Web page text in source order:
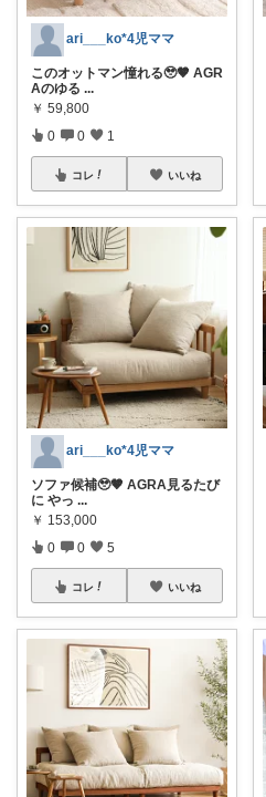
ari___ko*4児ママ
このオットマン憧れる🥹🤎 AGR
Aのゆる ...
￥ 59,800
0 0 1
コレ いいね
ari___ko*4児ママ
ソファ候補🥹🤎 AGRA見るたび
に やっ ...
￥ 153,000
0 0 5
コレ いいね